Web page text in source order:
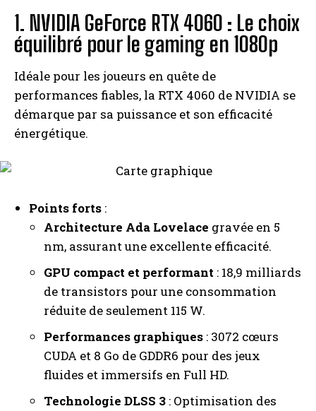
1. NVIDIA GeForce RTX 4060 : Le choix
équilibré pour le gaming en 1080p
Idéale pour les joueurs en quête de
performances fiables, la RTX 4060 de NVIDIA se
démarque par sa puissance et son efficacité
énergétique.
Points forts :
Architecture Ada Lovelace gravée en 5
nm, assurant une excellente efficacité.
GPU compact et performant : 18,9 milliards
de transistors pour une consommation
réduite de seulement 115 W.
Performances graphiques : 3072 cœurs
CUDA et 8 Go de GDDR6 pour des jeux
fluides et immersifs en Full HD.
Technologie DLSS 3 : Optimisation des